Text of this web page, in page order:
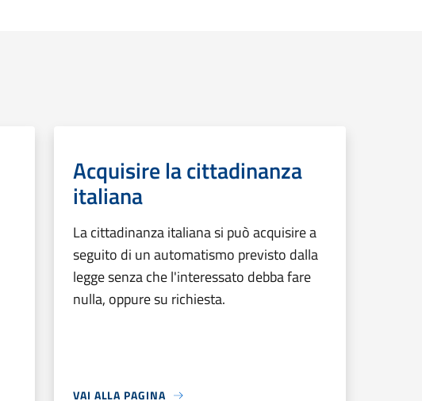
Acquisire la cittadinanza
italiana
La cittadinanza italiana si può acquisire a
seguito di un automatismo previsto dalla
legge senza che l'interessato debba fare
nulla, oppure su richiesta.
VAI ALLA PAGINA